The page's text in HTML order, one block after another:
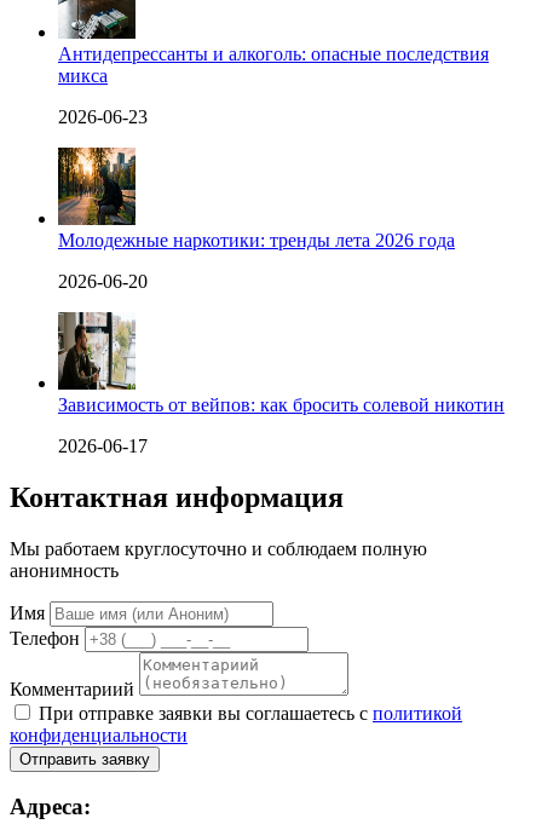
Антидепрессанты и алкоголь: опасные последствия
микса
2026-06-23
Молодежные наркотики: тренды лета 2026 года
2026-06-20
Зависимость от вейпов: как бросить солевой никотин
2026-06-17
Контактная информация
Мы работаем круглосуточно и соблюдаем полную
анонимность
Имя
Телефон
Комментариий
При отправке заявки вы соглашаетесь с политикой
конфиденциальности
Отправить заявку
Адреса: